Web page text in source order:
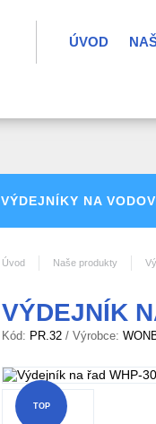
ÚVOD
VÝDEJNÍKY NA
Úvod Naše produkty
VÝDEJNÍK
Kód: PR.32 / Výrobce:
TOP